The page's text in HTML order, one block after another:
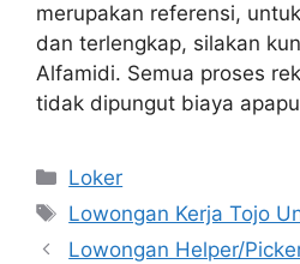
merupakan referensi,
dan terlengkap, silakan
Alfamidi. Semua proses
tidak dipungut biaya
Kategori
Loker
Tag
Lowongan Kerja Tojo
Lowongan Helper/